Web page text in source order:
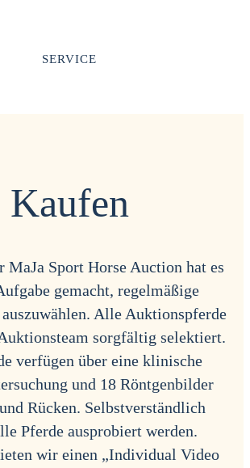
SERVICE
Kaufen
MaJa Sport Horse Auction hat es
gemacht, regelmäßige
Alle Auktionspferde
sorgfältig selektiert.
verfügen über eine klinische
und 18 Röntgenbilder
Rücken. Selbstverständlich
Pferde ausprobiert werden.
wir einen „Individual Video